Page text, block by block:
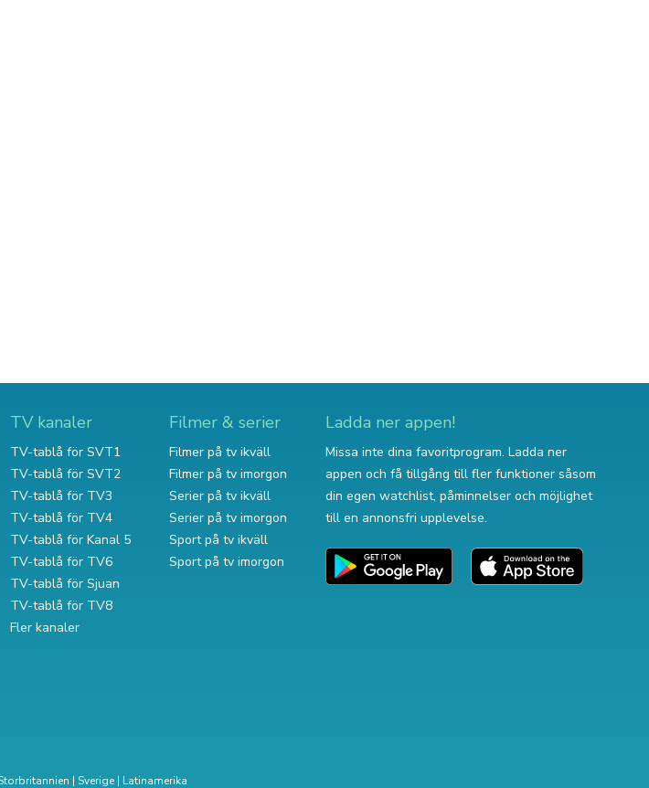
TV kanaler
TV-tablå för SVT1
TV-tablå för SVT2
TV-tablå för TV3
TV-tablå för TV4
TV-tablå för Kanal 5
TV-tablå för TV6
TV-tablå för Sjuan
TV-tablå för TV8
Fler kanaler
Filmer & serier
Filmer på tv ikväll
Filmer på tv imorgon
Serier på tv ikväll
Serier på tv imorgon
Sport på tv ikväll
Sport på tv imorgon
Ladda ner appen!
Missa inte dina favoritprogram. Ladda ner
appen och få tillgång till fler funktioner såsom
din egen watchlist, påminnelser och möjlighet
till en annonsfri upplevelse.
| Sverige| Latinamerika